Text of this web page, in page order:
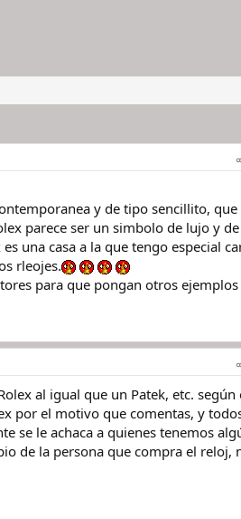
y de tipo sencillito,
parece ser un simbolo de lujo y de
una casa a la que tengo especial
rleojes.
para que pongan otros
al igual que un Patek, etc. según
por el motivo que comentas, y
se le achaca a quienes tenemos
de la persona que compra el reloj,